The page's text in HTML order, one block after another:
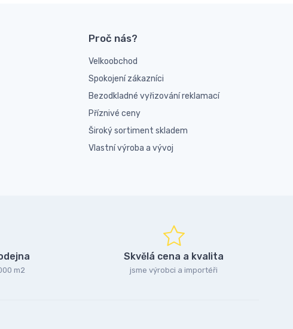
Proč nás?
Velkoobchod
Spokojení zákazníci
Bezodkladné vyřizování reklamací
Příznivé ceny
Široký sortiment skladem
Vlastní výroba a vývoj
m2
Skvělá cena a kvalita
jsme výrobci a importéři